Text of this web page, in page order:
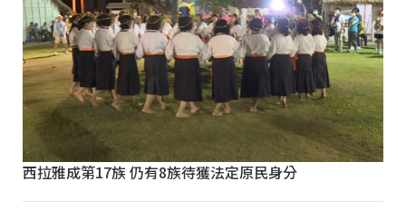
西拉雅成第17族 仍有8族待獲法定原民身分